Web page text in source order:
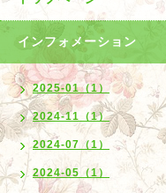
インフォメーション
2025-01（1）
2024-11（1）
2024-07（1）
2024-05（1）